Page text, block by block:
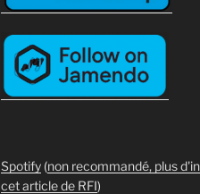
Spotify(non recommandé, plus
cet article de RFI)